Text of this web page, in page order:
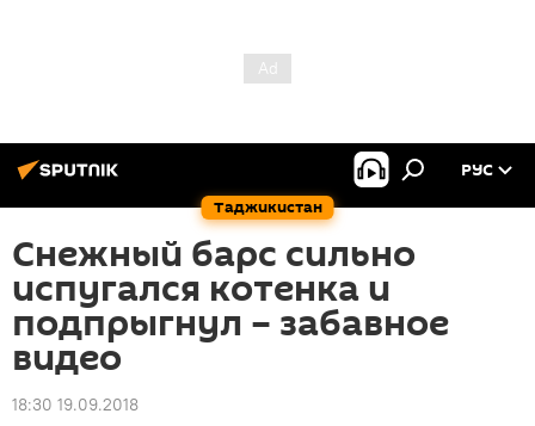
Таджикистан
РУС
Снежный барс сильно
испугался котенка и
подпрыгнул – забавное
видео
18:30 19.09.2018